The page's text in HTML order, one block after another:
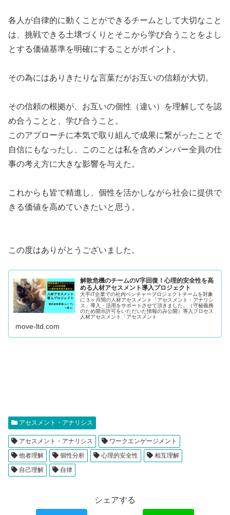
各人が自律的に動くことができるチームとして大切なこと
は、挑戦できる土壌づくりとそこから学び合うことをよし
とする価値基準を明確にすることがポイント。
その為にはありきたりな言葉だがお互いの信頼が大切。
その信頼の根拠が、お互いの個性（違い）を理解してを認
め合うことと、学び合うこと。
このアプローチに本気で取り組んで成果に繋がったことで
自信にもなったし、このことは私を含めメンバー全員の仕
事の考え方に大きな影響を与えた。
これからも皆で精進し、個性を活かしながら社会に提供で
きる価値を高めていきたいと思う。
この度はありがとうございました。
解散危機のチームのV字回復！心理的安全性を高
める人材アセスメント導入プロジェクト
大手IT企業での社内ベンチャープロジェクトチームを対象
に３ヶ月間の人材アセスメント「アセスメント・アナリシ
ス」導入・活用をサポートさせて頂きました。（守秘義務
のため開示許可をいただいた情報のみ公開）導入プロセス
人材アセスメント「アセスメント
move-ltd.com
アセスメント・アナリシス
アセスメント・アナリシス
ワークエンゲージメント
他者理解
個性分析 心理的安全性
相互理解
自己理解
自律
シェアする